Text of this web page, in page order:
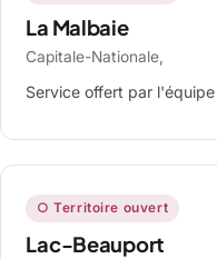
La Malbaie
Capitale-Nationale,
Service offert par
○ Territoire ouvert
Lac-Beauport